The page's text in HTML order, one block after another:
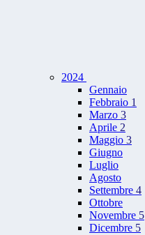
2024
Gennaio
Febbraio 1
Marzo 3
Aprile 2
Maggio 3
Giugno
Luglio
Agosto
Settembre 4
Ottobre
Novembre 5
Dicembre 5